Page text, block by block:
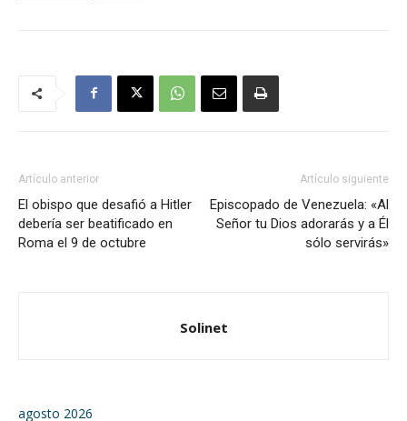
Artículo anterior
El obispo que desafió a Hitler
debería ser beatificado en
Roma el 9 de octubre
Artículo siguiente
Episcopado de Venezuela: «Al
Señor tu Dios adorarás y a Él
sólo servirás»
Solinet
agosto 2026